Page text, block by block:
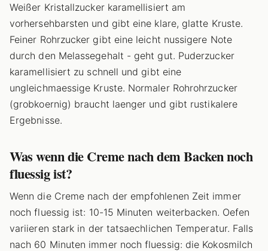
Weißer Kristallzucker karamellisiert am
vorhersehbarsten und gibt eine klare, glatte Kruste.
Feiner Rohrzucker gibt eine leicht nussigere Note
durch den Melassegehalt - geht gut. Puderzucker
karamellisiert zu schnell und gibt eine
ungleichmaessige Kruste. Normaler Rohrohrzucker
(grobkoernig) braucht laenger und gibt rustikalere
Ergebnisse.
Was wenn die Creme nach dem Backen noch
fluessig ist?
Wenn die Creme nach der empfohlenen Zeit immer
noch fluessig ist: 10-15 Minuten weiterbacken. Oefen
variieren stark in der tatsaechlichen Temperatur. Falls
nach 60 Minuten immer noch fluessig: die Kokosmilch